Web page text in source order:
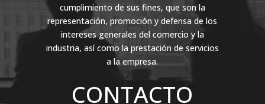
cumplimiento de sus fines, que son la
representación, promoción y defensa de los
intereses generales del comercio y la
industria, así como la prestación de servicios
a la empresa.
CONTACTO